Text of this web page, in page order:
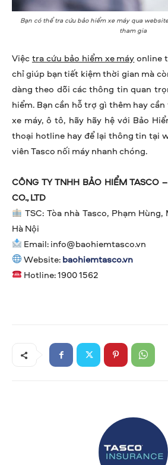
Bạn có thể tra cứu bảo hiểm xe máy qua
tham gia
Việctra cứu bảo hiểm xe máyonline
chỉ giúp bạn tiết kiệm thời gian mà
dàng theo dõi các thông tin quan
hiểm. Bạn cần hỗ trợ gì thêm hay
xe máy, ô tô, hãy hãy hệ với Bảo
thoại hotline hay để lại thông tin tại
viên Tasco nối máy nhanh chóng.
CÔNG TY TNHH BẢO HIỂM TASCO
CO., LTD
TSC: Tòa nhà Tasco, Phạm
Hà Nội
Email:info@baohiemtasco.vn
Website:baohiemtasco.vn
Hotline: 1900 1562